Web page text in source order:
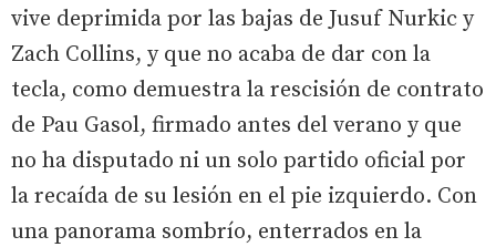
vive deprimida por las bajas de Jusuf Nurkic y
Zach Collins, y que no acaba de dar con la
tecla, como demuestra la rescisión de contrato
de Pau Gasol, firmado antes del verano y que
no ha disputado ni un solo partido oficial por
la recaída de su lesión en el pie izquierdo. Con
una panorama sombrío, enterrados en la